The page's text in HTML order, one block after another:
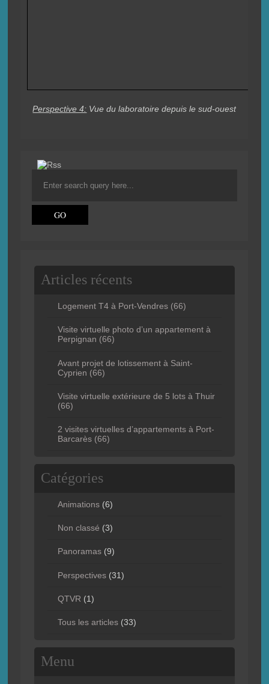
Perspective 4: Vue du laboratoire depuis le sud-ouest
Articles récents
Logement T4 à Port-Vendres (66)
Visite virtuelle photo d’un appartement à
Perpignan (66)
Avant projet de lotissement à Saint-
Cyprien (66)
Visite virtuelle extérieure de 5 lots à Thuir
(66)
2 visites virtuelles d’appartements à Port-
Barcarès (66)
Catégories
Animations(6)
Non classé (3)
Panoramas(9)
Perspectives(31)
QTVR (1)
Tous les articles(33)
Menu